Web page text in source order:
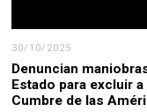
30/10/2025
Denuncian
Estado para excluir
Cumbre de las